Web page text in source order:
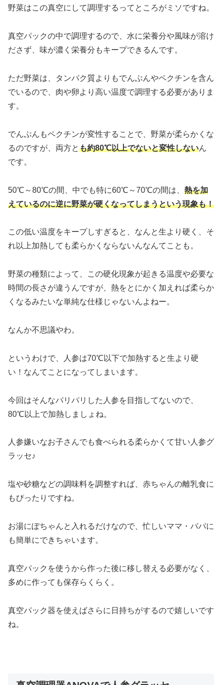
野菜はこの真空にして調理するってところがミソですね。
真空パックの中で調理するので、水に栄養分や風味が溶け
ださず、味が濃く栄養分もキープできるんです。
ただ野菜は、タンパク質よりもでんぷんやペクチンを含ん
でいるので、肉や卵より高い温度で調理する必要がありま
す。
でんぷんもペクチンが変性することで、野菜が柔らかくな
るのですが、両方とも約80℃以上でないと変性しないん
です。
50℃～80℃の間、中でも特に60℃～70℃の間は、 熱を加
えているのに逆に野菜が硬くなってしまうという現象も！
この低い温度をキープしすぎると、なんと生より硬く、そ
れ以上加熱しても柔らかくならないんなんてことも。
野菜の種類によって、この硬化現象が起きる温度や必要な
時間の長さが違うんですが、熱をとにかく加えれば柔らか
くなるみたいな単純な仕様じゃないんよねー。
なんか不思議やわ。
というわけで、人参は70℃以下で加熱すると生より硬
い！なんてことになってしまいます。
今回はそんなパリパリした人参を目指してないので、
80℃以上で加熱しましょね。
人参嫌いなお子さんでも食べられる柔らかくて甘い人参グ
ラッセ♪
塩や砂糖などの調味料を調整すれば、赤ちゃんの離乳食に
もぴったりですね。
お湯にぽちゃんと入れるだけなので、忙しいママ・パパに
も簡単にできちゃいます。
真空パックを使うから作った後に移し替える必要がなく、
多めに作っても保存らくらく。
真空パック器を使えばさらに日持ちがするので嬉しいです
ね。